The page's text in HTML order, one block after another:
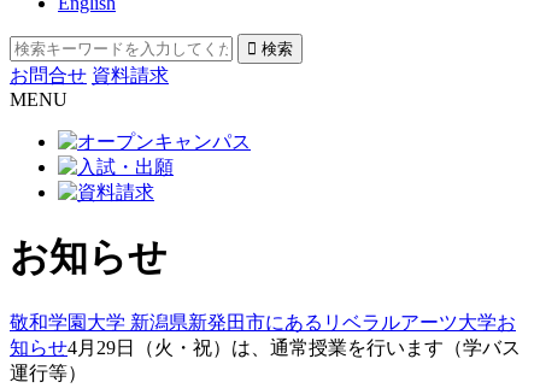
お問合せ 資料請求
MENU
お知らせ
敬和学園大学 新潟県新発田市にあるリベラルアーツ大学お
知らせ4月29日（火・祝）は、通常授業を行います（学バス
運行等）